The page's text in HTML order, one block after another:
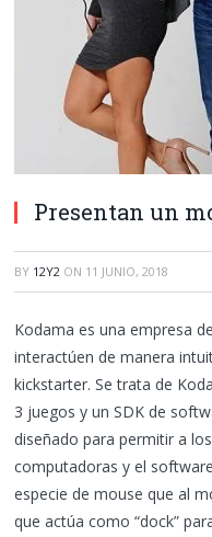
Presentan un
BY 12Y2 ON 11 JUNIO, 2018
Kodama es una empresa
interactúen de manera
kickstarter. Se trata de
3 juegos y un SDK de
diseñado para permitir a
computadoras y el
especie de mouse que al
que actúa como “dock”